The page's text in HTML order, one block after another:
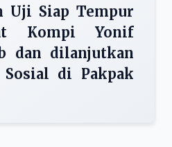
Uji Siap Tempur
Kompi Yonif
dan dilanjutkan
di Pakpak